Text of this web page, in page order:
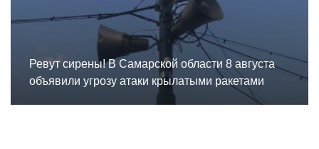
Ревут сирены! В Самарской области 8 августа
объявили угрозу атаки крылатыми ракетами